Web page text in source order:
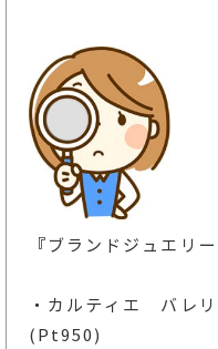
『ブランドジュエリ
・カルティエ バレ
(Pt950)